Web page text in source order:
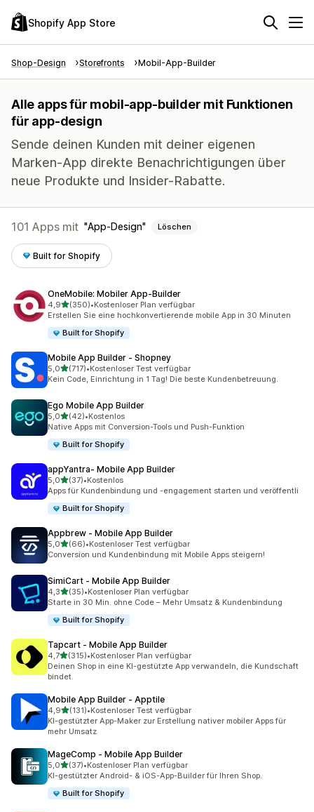
Shopify App Store
Shop-Design Storefronts Mobil-App-Builder
Alle apps für mobil-app-builder mit Funktionen
für app-design
Sende deinen Kunden mit deiner eigenen
Marken-App direkte Benachrichtigungen über
neue Produkte und Insider-Rabatte.
101 Apps mit App-Design Löschen
Built for Shopify
OneMobile: Mobiler App‑Builder
4,9von 5 Sternen
(350)
350 Rezensionen insgesamt
•Kostenloser Plan verfügbar
Erstellen Sie eine hochkonvertierende mobile App in 30 Minuten
Built for Shopify
Mobile App Builder ‑ Shopney
5,0von 5 Sternen
(717)
717 Rezensionen insgesamt
•Kostenloser Test verfügbar
Kein Code, Einrichtung in 1 Tag! Die beste Kundenbetreuung.
Ego Mobile App Builder
5,0von 5 Sternen
(42)
42 Rezensionen insgesamt
•Kostenlos
Native Apps mit Conversion-Tools und Push-Funktion
Built for Shopify
appYantra‑ Mobile App Builder
5,0von 5 Sternen
(37)
37 Rezensionen insgesamt
•Kostenlos
Apps für Kundenbindung und -engagement starten und veröffentli
Built for Shopify
Appbrew ‑ Mobile App Builder
5,0von 5 Sternen
(66)
66 Rezensionen insgesamt
•Kostenloser Test verfügbar
Conversion und Kundenbindung mit Mobile Apps steigern!
SimiCart ‑ Mobile App Builder
4,3von 5 Sternen
(35)
35 Rezensionen insgesamt
•Kostenloser Plan verfügbar
Starte in 30 Min. ohne Code – Mehr Umsatz & Kundenbindung
Built for Shopify
Tapcart ‑ Mobile App Builder
4,7von 5 Sternen
(315)
315 Rezensionen insgesamt
•Kostenloser Plan verfügbar
Deinen Shop in eine KI-gestützte App verwandeln, die Kundschaft
bindet.
Mobile App Builder ‑ Apptile
4,9von 5 Sternen
(131)
131 Rezensionen insgesamt
•Kostenloser Test verfügbar
KI-gestützter App-Maker zur Erstellung nativer mobiler Apps für
mehr Umsatz
MageComp ‑ Mobile App Builder
5,0von 5 Sternen
(37)
37 Rezensionen insgesamt
•Kostenloser Plan verfügbar
KI-gestützter Android- & iOS-App-Builder für Ihren Shop.
Built for Shopify